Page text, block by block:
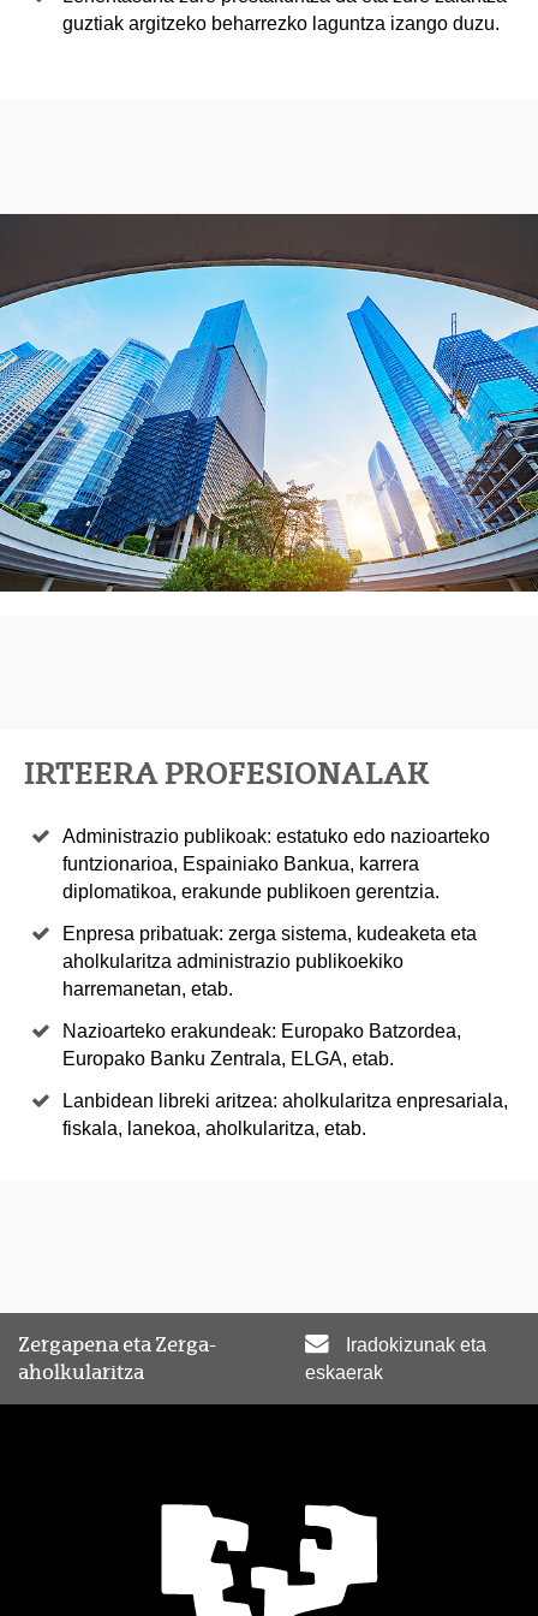
guztiak argitzeko beharrezko laguntza izango duzu.
IRTEERA PROFESIONALAK
Administrazio publikoak: estatuko edo nazioarteko
funtzionarioa, Espainiako Bankua, karrera
diplomatikoa, erakunde publikoen gerentzia.
Enpresa pribatuak: zerga sistema, kudeaketa eta
aholkularitza administrazio publikoekiko
harremanetan, etab.
Nazioarteko erakundeak: Europako Batzordea,
Europako Banku Zentrala, ELGA, etab.
Lanbidean libreki aritzea: aholkularitza enpresariala,
fiskala, lanekoa, aholkularitza, etab.
Zergapena eta Zerga-
aholkularitza
Iradokizunak eta
eskaerak